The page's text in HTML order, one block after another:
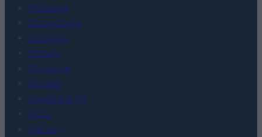
Recenzje
Porównania
Co kupić
Porady
Promocje
FinTech
Hardware PC
Moto
Gaming